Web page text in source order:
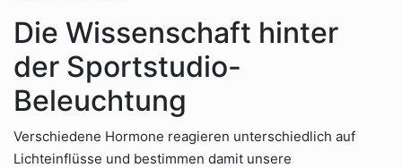
Die Wissenschaft hinter
der Sportstudio-
Beleuchtung
Verschiedene Hormone reagieren unterschiedlich auf
Lichteinflüsse und bestimmen damit unsere